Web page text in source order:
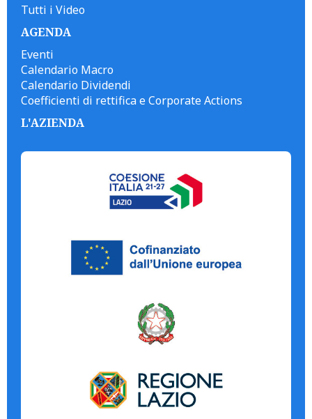
Tutti i Video
AGENDA
Eventi
Calendario Macro
Calendario Dividendi
Coefficienti di rettifica e Corporate Actions
L'AZIENDA